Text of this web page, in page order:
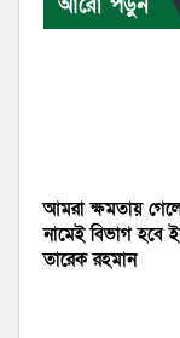
আরো পড়ুন
আমরা ক্ষমতায়
নামেই বিভাগ হবে
তারেক রহমান